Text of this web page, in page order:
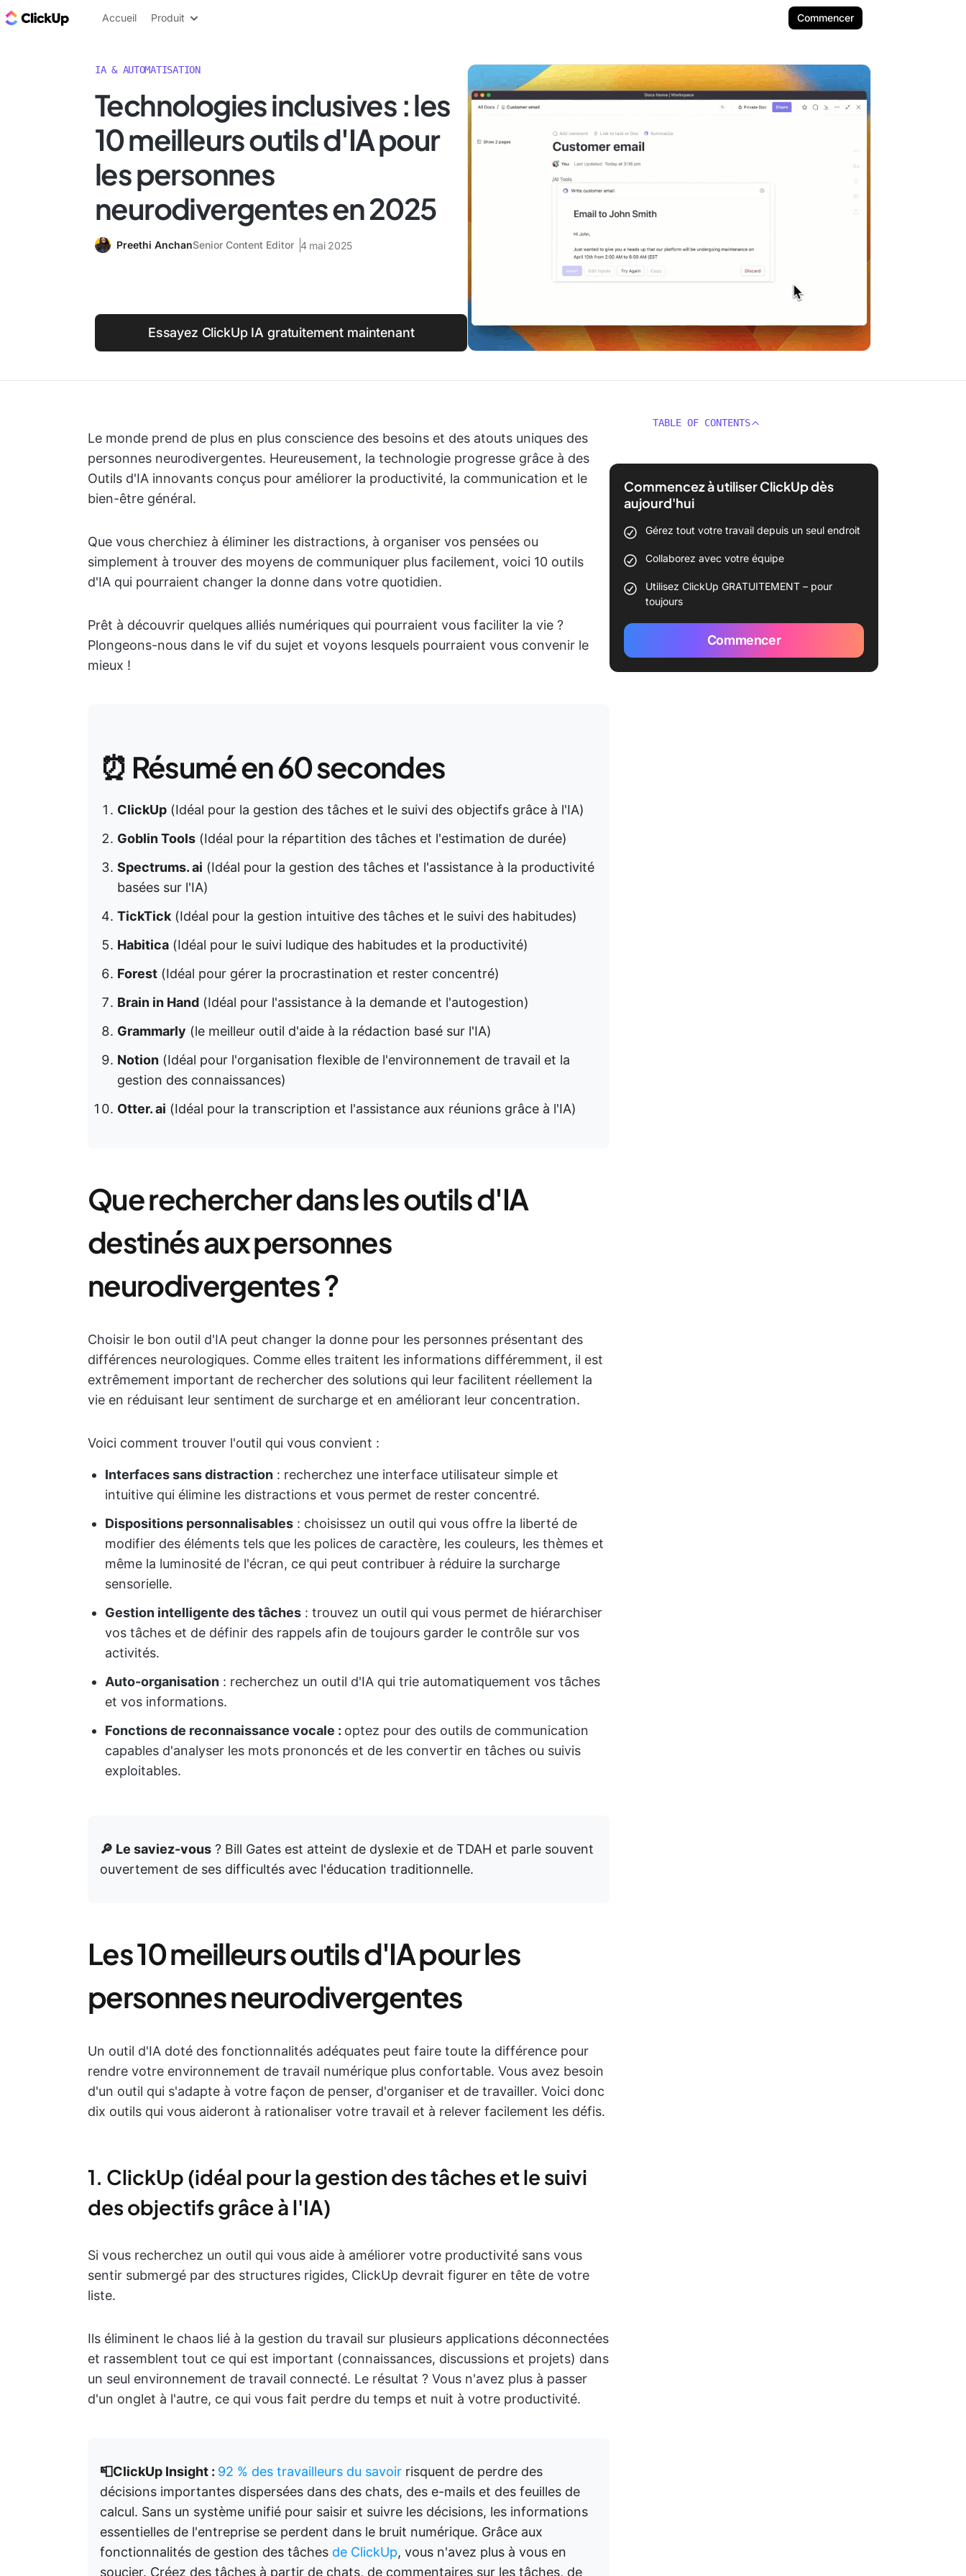
ClickUp Blog
Accueil Produit Commencer
IA & AUTOMATISATION
Technologies inclusives : les
10 meilleurs outils d'IA pour
les personnes
neurodivergentes en 2025
Preethi AnchanSenior Content Editor 4 mai 2025
Essayez ClickUp IA gratuitement maintenant
Le monde prend de plus en plus conscience des besoins et des atouts uniques des
personnes neurodivergentes. Heureusement, la technologie progresse grâce à des
Outils d'IA innovants conçus pour améliorer la productivité, la communication et le
bien-être général.
Que vous cherchiez à éliminer les distractions, à organiser vos pensées ou
simplement à trouver des moyens de communiquer plus facilement, voici 10 outils
d'IA qui pourraient changer la donne dans votre quotidien.
Prêt à découvrir quelques alliés numériques qui pourraient vous faciliter la vie ?
Plongeons-nous dans le vif du sujet et voyons lesquels pourraient vous convenir le
mieux !
⏰ Résumé en 60 secondes
ClickUp (Idéal pour la gestion des tâches et le suivi des objectifs grâce à l'IA)
Goblin Tools (Idéal pour la répartition des tâches et l'estimation de durée)
Spectrums. ai (Idéal pour la gestion des tâches et l'assistance à la productivité
basées sur l'IA)
TickTick (Idéal pour la gestion intuitive des tâches et le suivi des habitudes)
Habitica (Idéal pour le suivi ludique des habitudes et la productivité)
Forest (Idéal pour gérer la procrastination et rester concentré)
Brain in Hand (Idéal pour l'assistance à la demande et l'autogestion)
Grammarly (le meilleur outil d'aide à la rédaction basé sur l'IA)
Notion (Idéal pour l'organisation flexible de l'environnement de travail et la
gestion des connaissances)
Otter. ai (Idéal pour la transcription et l'assistance aux réunions grâce à l'IA)
Que rechercher dans les outils d'IA
destinés aux personnes
neurodivergentes ?
Choisir le bon outil d'IA peut changer la donne pour les personnes présentant des
différences neurologiques. Comme elles traitent les informations différemment, il est
extrêmement important de rechercher des solutions qui leur facilitent réellement la
vie en réduisant leur sentiment de surcharge et en améliorant leur concentration.
Voici comment trouver l'outil qui vous convient :
Interfaces sans distraction : recherchez une interface utilisateur simple et
intuitive qui élimine les distractions et vous permet de rester concentré.
Dispositions personnalisables : choisissez un outil qui vous offre la liberté de
modifier des éléments tels que les polices de caractère, les couleurs, les thèmes et
même la luminosité de l'écran, ce qui peut contribuer à réduire la surcharge
sensorielle.
Gestion intelligente des tâches : trouvez un outil qui vous permet de hiérarchiser
vos tâches et de définir des rappels afin de toujours garder le contrôle sur vos
activités.
Auto-organisation : recherchez un outil d'IA qui trie automatiquement vos tâches
et vos informations.
Fonctions de reconnaissance vocale : optez pour des outils de communication
capables d'analyser les mots prononcés et de les convertir en tâches ou suivis
exploitables.
🔎 Le saviez-vous ? Bill Gates est atteint de dyslexie et de TDAH et parle souvent
ouvertement de ses difficultés avec l'éducation traditionnelle.
Les 10 meilleurs outils d'IA pour les
personnes neurodivergentes
Un outil d'IA doté des fonctionnalités adéquates peut faire toute la différence pour
rendre votre environnement de travail numérique plus confortable. Vous avez besoin
d'un outil qui s'adapte à votre façon de penser, d'organiser et de travailler. Voici donc
dix outils qui vous aideront à rationaliser votre travail et à relever facilement les défis.
1. ClickUp (idéal pour la gestion des tâches et le suivi
des objectifs grâce à l'IA)
Si vous recherchez un outil qui vous aide à améliorer votre productivité sans vous
sentir submergé par des structures rigides, ClickUp devrait figurer en tête de votre
liste.
Ils éliminent le chaos lié à la gestion du travail sur plusieurs applications déconnectées
et rassemblent tout ce qui est important (connaissances, discussions et projets) dans
un seul environnement de travail connecté. Le résultat ? Vous n'avez plus à passer
d'un onglet à l'autre, ce qui vous fait perdre du temps et nuit à votre productivité.
📮ClickUp Insight : 92 % des travailleurs du savoir risquent de perdre des
décisions importantes dispersées dans des chats, des e-mails et des feuilles de
calcul. Sans un système unifié pour saisir et suivre les décisions, les informations
essentielles de l'entreprise se perdent dans le bruit numérique. Grâce aux
fonctionnalités de gestion des tâches de ClickUp, vous n'avez plus à vous en
soucier. Créez des tâches à partir de chats, de commentaires sur les tâches, de
TABLE OF CONTENTS
Commencez à utiliser ClickUp dès
aujourd'hui
Gérez tout votre travail depuis un seul endroit
Collaborez avec votre équipe
Utilisez ClickUp GRATUITEMENT – pour
toujours
Commencer